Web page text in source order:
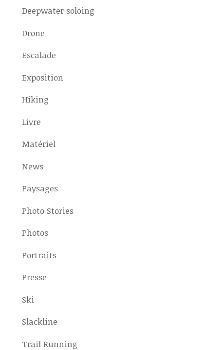
Deepwater soloing
Drone
Escalade
Exposition
Hiking
Livre
Matériel
News
Paysages
Photo Stories
Photos
Portraits
Presse
Ski
Slackline
Trail Running